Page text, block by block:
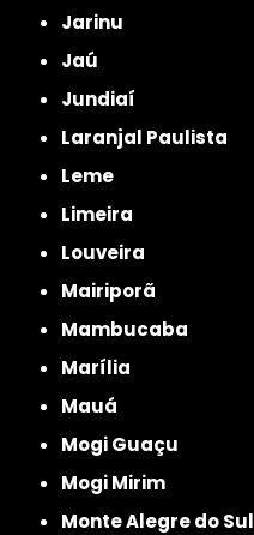
Jarinu
Jaú
Jundiaí
Laranjal Paulista
Leme
Limeira
Louveira
Mairiporã
Mambucaba
Marília
Mauá
Mogi Guaçu
Mogi Mirim
Monte Alegre do Sul